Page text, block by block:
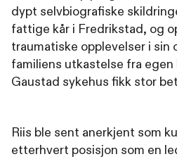
dypt selvbiografiske
fattige kår i Fredrikstad, og
traumatiske opplevelser i
familiens utkastelse fra
Gaustad sykehus fikk stor
Riis ble sent anerkjent som
etterhvert posisjon som en